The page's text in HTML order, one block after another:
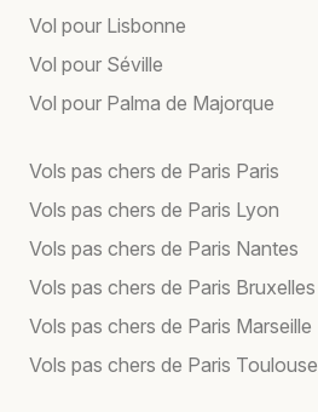
Vol pour Lisbonne
Vol pour Séville
Vol pour Palma de Majorque
Vols pas chers de Paris Paris
Vols pas chers de Paris Lyon
Vols pas chers de Paris Nantes
Vols pas chers de Paris Bruxelles
Vols pas chers de Paris Marseille
Vols pas chers de Paris Toulouse